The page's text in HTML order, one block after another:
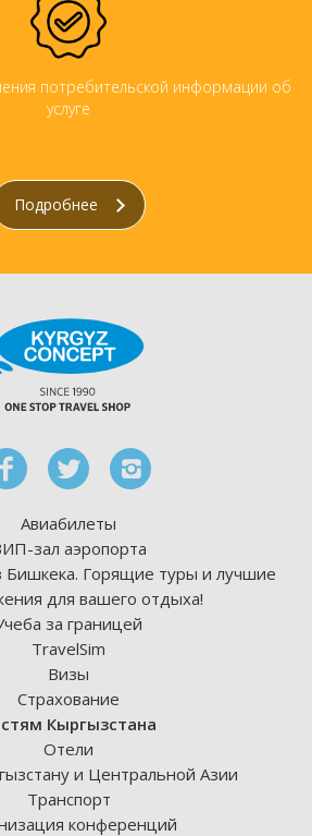
потребительской информации об
услуге
Подробнее
Авиабилеты
зал аэропорта
Бишкека. Горящие туры и лучшие
для вашего отдыха!
за границей
TravelSim
Визы
Страхование
Кыргызстана
Отели
и Центральной Азии
Транспорт
конференций